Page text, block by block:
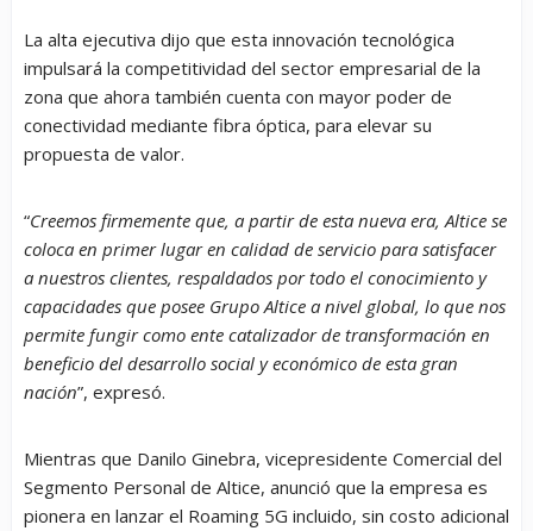
La alta ejecutiva dijo que esta innovación tecnológica
impulsará la competitividad del sector empresarial de la
zona que ahora también cuenta con mayor poder de
conectividad mediante fibra óptica, para elevar su
propuesta de valor.
“Creemos firmemente que, a partir de esta nueva era, Altice se
coloca en primer lugar en calidad de servicio para satisfacer
a nuestros clientes, respaldados por todo el conocimiento y
capacidades que posee Grupo Altice a nivel global, lo que nos
permite fungir como ente catalizador de transformación en
beneficio del desarrollo social y económico de esta gran
nación”, expresó.
Mientras que Danilo Ginebra, vicepresidente Comercial del
Segmento Personal de Altice, anunció que la empresa es
pionera en lanzar el Roaming 5G incluido, sin costo adicional